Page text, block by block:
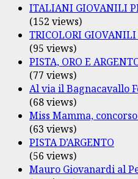
ITALIANI GIOVANILI
(152 views)
TRICOLORI GIOVANILI
(95 views)
PISTA, ORO E
(77 views)
Al via il Bagnacavallo
(68 views)
Miss Mamma,
(63 views)
PISTA D’ARGENTO
(56 views)
Mauro Giovanardi al